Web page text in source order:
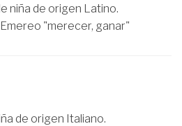
niña de origen Latino.
"merecer, ganar"
de origen Italiano.